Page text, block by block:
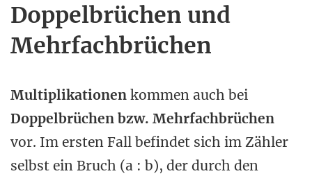
Doppelbrüchen und
Mehrfachbrüchen
Multiplikationen kommen auch bei
Doppelbrüchen bzw. Mehrfachbrüchen
vor. Im ersten Fall befindet sich im Zähler
selbst ein Bruch (a : b), der durch den